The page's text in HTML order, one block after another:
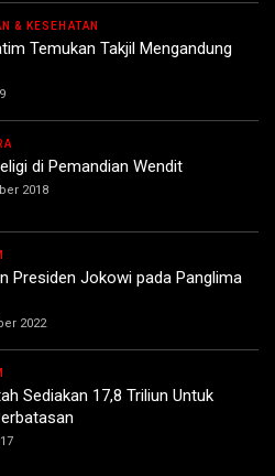
& KESEHATAN
Temukan Takjil Mengandung
di Pemandian Wendit
2018
Presiden Jokowi pada Panglima
2022
Sediakan 17,8 Triliun Untuk